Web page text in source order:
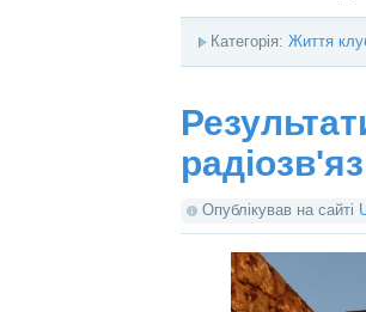
Категорія: Життя
Опублікував на сайті